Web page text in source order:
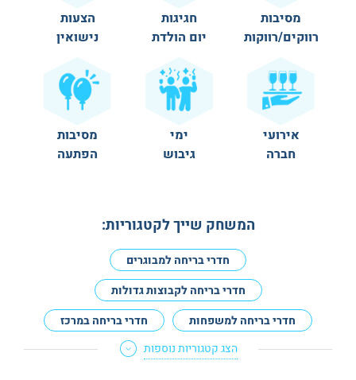
מסיבות
רווקים/רווקות
חגיגות
יום הולדת
הצעות
נישואין
אירועי
חברה
ימי
גיבוש
מסיבות
הפתעה
המשחק שייך לקטגוריות:
חדרי בריחה למבוגרים
חדרי בריחה לקבוצות גדולות
חדרי בריחה למשפחות
חדרי בריחה במרכז
חדרים עם גרסה למתחילים
הצג קטגוריות נוספות